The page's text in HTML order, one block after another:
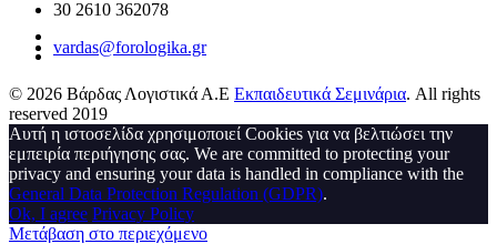
30 2610 362078
vardas@forologika.gr
© 2026 Βάρδας Λογιστικά Α.Ε Εκπαιδευτικά Σεμινάρια. All rights
reserved 2019
Αυτή η ιστοσελίδα χρησιμοποιεί Cookies για να βελτιώσει την
εμπειρία περιήγησης σας. We are committed to protecting your
privacy and ensuring your data is handled in compliance with the
General Data Protection Regulation (GDPR).
Ok, I agree Privacy Policy
Μετάβαση στο περιεχόμενο